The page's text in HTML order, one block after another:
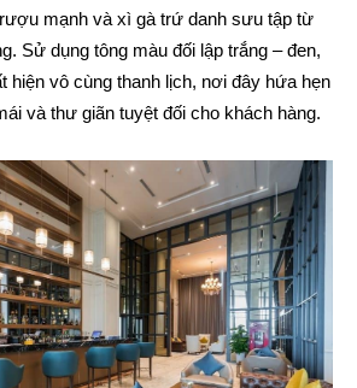
mạnh và xì gà trứ danh sưu tập từ
Sử dụng tông màu đối lập trắng – đen,
hiện vô cùng thanh lịch, nơi đây hứa hẹn
và thư giãn tuyệt đối cho khách hàng.